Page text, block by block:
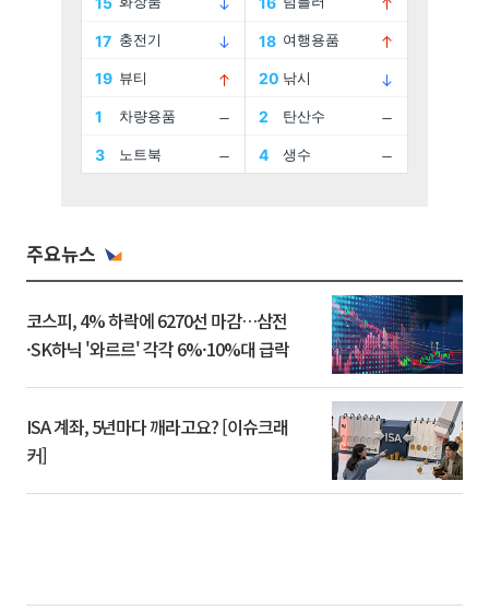
주요뉴스
코스피, 4% 하락에 6270선 마감…삼전
·SK하닉 '와르르' 각각 6%·10%대 급락
ISA 계좌, 5년마다 깨라고요? [이슈크래
커]